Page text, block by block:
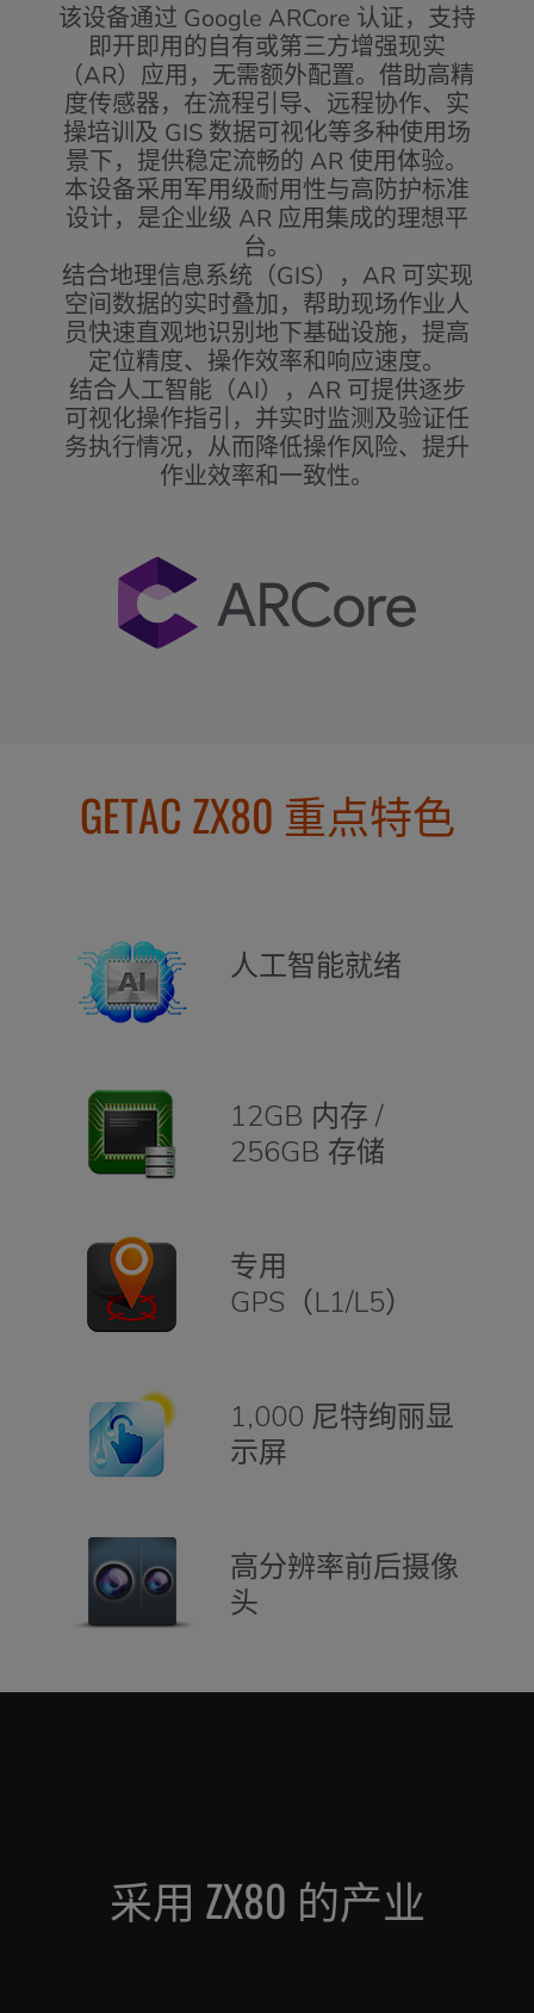
该设备通过 Google ARCore 认证，支持
即开即用的自有或第三方增强现实
（AR）应用，无需额外配置。借助高精
度传感器，在流程引导、远程协作、实
操培训及 GIS 数据可视化等多种使用场
景下，提供稳定流畅的 AR 使用体验。
本设备采用军用级耐用性与高防护标准
设计，是企业级 AR 应用集成的理想平
台。
结合地理信息系统（GIS），AR 可实现
空间数据的实时叠加，帮助现场作业人
员快速直观地识别地下基础设施，提高
定位精度、操作效率和响应速度。
结合人工智能（AI），AR 可提供逐步
可视化操作指引，并实时监测及验证任
务执行情况，从而降低操作风险、提升
作业效率和一致性。
GETAC ZX80 重点特色
人工智能就绪
12GB 内存 /
256GB 存储
专用
GPS（L1/L5）
1,000 尼特绚丽显
示屏
高分辨率前后摄像
头
采用 ZX80 的产业